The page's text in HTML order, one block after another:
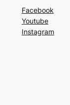
e
s
Facebook
Youtube
Instagram